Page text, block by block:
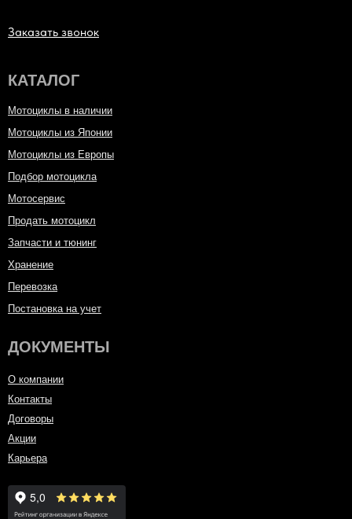
Заказать звонок
КАТАЛОГ
Мотоциклы в наличии
Мотоциклы из Японии
Мотоциклы из Европы
Мотосервис
Запчасти и тюнинг
Подбор мотоцикла
Хранение
Продать мотоцикл
Перевозка
Постановка на учет
ДОКУМЕНТЫ
О компании
Договоры
Контакты
Акции
Карьера